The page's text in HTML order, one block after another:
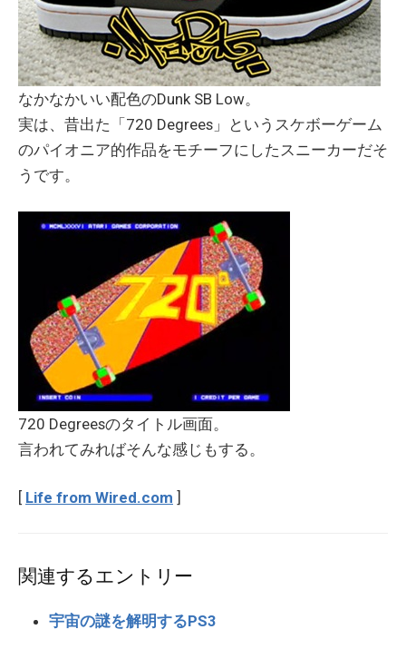
なかなかいい配色のDunk SB Low。
実は、昔出た「720 Degrees」というスケボーゲーム
のパイオニア的作品をモチーフにしたスニーカーだそ
うです。
720 Degreesのタイトル画面。
言われてみればそんな感じもする。
[ Life from Wired.com ]
関連するエントリー
宇宙の謎を解明するPS3